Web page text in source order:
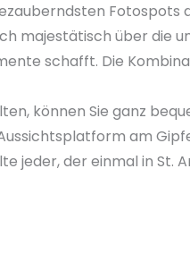
Fotospots
majestätisch über die
schafft. Die
können Sie ganz
am
jeder, der einmal in St.